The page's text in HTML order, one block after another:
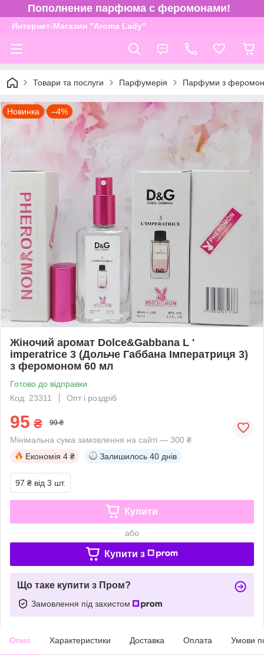
Пополнение парфюма с феромонами!
Интернет-Магазин "Aroma Lady"
Товари та послуги Парфумерія Парфуми з
Новинка –4%
Жіночий аромат Dolce&Gabbana L '
imperatrice 3 (Дольче Габбана Імператриця 3)
з феромоном 60 мл
Готово до відправки
Код: 23311
Опт і роздріб
95 ₴ 99 ₴
Мінімальна сума замовлення на сайті — 300 ₴
Економія 4 ₴ Залишилось 40 днів
97 ₴ від 3 шт.
Купити
або
Купити з
Що таке купити з Пром?
Замовлення під захистом
Опис Характеристики Доставка Оплата Умови